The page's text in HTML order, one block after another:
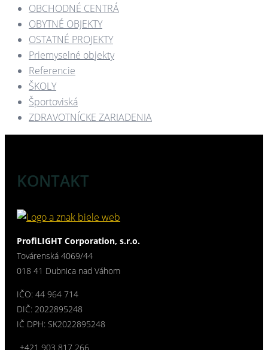
OBCHODNÉ CENTRÁ​
OBYTNÉ OBJEKTY​
OSTATNÉ PROJEKTY​
Priemyselné objekty
Referencie
ŠKOLY
Športoviská
ZDRAVOTNÍCKE ZARIADENIA​
KONTAKT
ProfiLIGHT Corporation, s.r.o.
Továrenská 4069/44
018 41 Dubnica nad Váhom
IČO: 44 964 714
DIČ: 2022895248
IČ DPH: SK2022895248
+421 903 817 266